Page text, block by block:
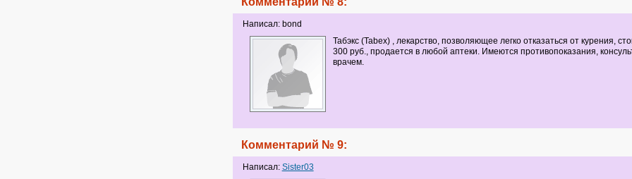
Написал: bond
Табэкс (Tabex) , лекарство, позволяющее легко отказаться от курения,
300 руб., продается в любой аптеки. Имеются противопоказания,
врачем.
Комментарий № 9:
Написал: Sister03